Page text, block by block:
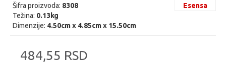
484,55 RSD
Šifra proizvoda: 8308
Težina: 0.13kg
Dimenzije: 4.50cm x 4.85cm x 15.50cm
Esensa